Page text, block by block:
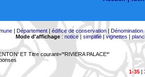
| Département| édifice de conservation| Dénomination
Mode d'affichage: notice| simplifié|vignettes |
ET Titre courant='*RIVIERA PALACE*'
1-35|